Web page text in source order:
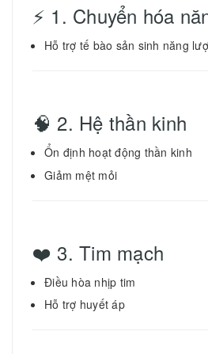
⚡ 1. Chuyển hóa
Hỗ trợ tế bào sản sinh năng
🧠 2. Hệ thần kinh
Ổn định hoạt động thần kinh
Giảm mệt mỏi
❤️ 3. Tim mạch
Điều hòa nhịp tim
Hỗ trợ huyết áp